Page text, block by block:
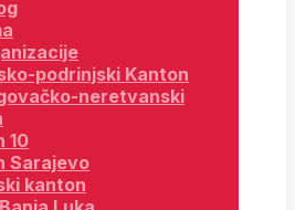
podrinjski Kanton
neretvanski
10
Sarajevo
kanton